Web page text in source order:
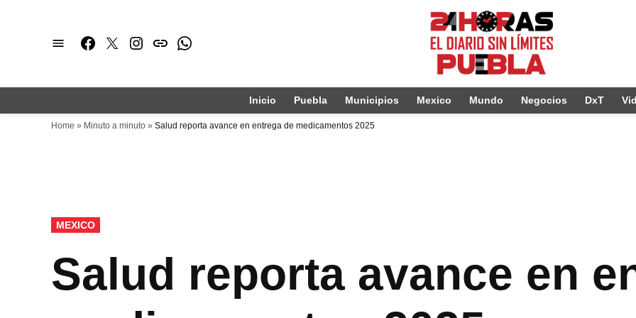
Facebook
TwitterInstagram
issuuWhatsapp
Inicio Puebla Municipios Mexico Mundo Negocios DxT
Home » Minuto a minuto » Salud reporta avance en entrega de medicamentos 2025
PUBLICADO
EN
MEXICO
Salud reporta avance en